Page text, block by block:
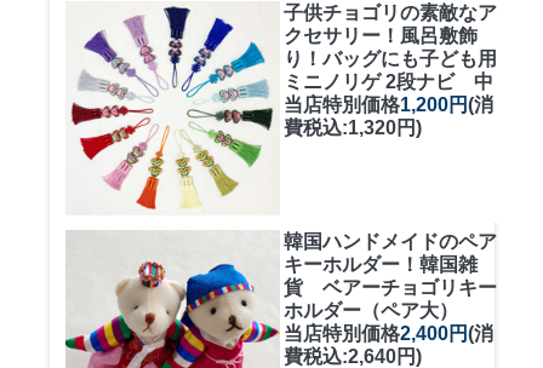
子供チョゴリの素敵なア
クセサリー！風呂敷飾
り！バッグにも子ども用
ミニノリゲ 2段ナビ 中
当店特別価格1,200円(消
費税込:1,320円)
韓国ハンドメイドのペア
キーホルダー！ 韓国雑
貨 ベアーチョゴリキー
ホルダー（ペア大）
当店特別価格2,400円(消
費税込:2,640円)